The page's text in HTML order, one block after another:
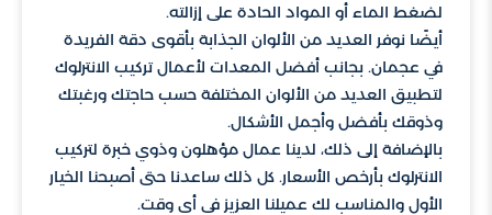
لضغط الماء أو المواد الحادة على إزالته.
أيضًا نوفر العديد من الألوان الجذابة بأقوى دقة الفريدة
في عجمان. بجانب أفضل المعدات لأعمال تركيب الانترلوك
لتطبيق العديد من الألوان المختلفة حسب حاجتك ورغبتك
وذوقك بأفضل وأجمل الأشكال.
بالإضافة إلى ذلك، لدينا عمال مؤهلون وذوي خبرة لتركيب
الانترلوك بأرخص الأسعار. كل ذلك ساعدنا حتى أصبحنا الخيار
الأول والمناسب لك عميلنا العزيز في أي وقت.